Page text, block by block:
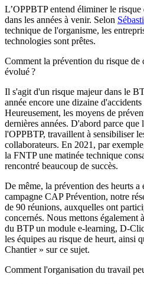
L’OPPBTP entend éliminer le
dans les années à venir. Selon
technique de l'organisme, les
technologies sont prêtes.
Comment la prévention du risque
évolué ?
Il s'agit d'un risque majeur dans le
année encore une dizaine
Heureusement, les moyens de
dernières années. D'abord parce que
l'OPPBTP, travaillent à sensibiliser
collaborateurs. En 2021, par
la FNTP une matinée technique
rencontré beaucoup de succès.
De même, la prévention des heurts a
campagne CAP Prévention, notre
de 90 réunions, auxquelles ont
concernés. Nous mettons également
du BTP un module e-learning, D-
les équipes au risque de heurt, ainsi
Chantier » sur ce sujet.
Comment l'organisation du travail